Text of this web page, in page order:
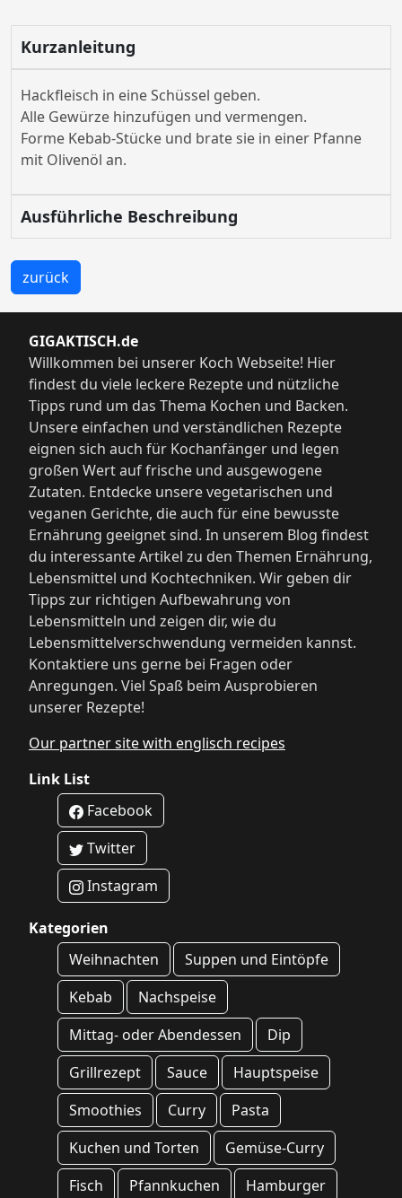
Kurzanleitung
Hackfleisch in eine Schüssel geben.
Alle Gewürze hinzufügen und vermengen.
Forme Kebab-Stücke und brate sie in einer Pfanne
mit Olivenöl an.
Ausführliche Beschreibung
zurück
GIGAKTISCH.de
Willkommen bei unserer Koch Webseite! Hier
findest du viele leckere Rezepte und nützliche
Tipps rund um das Thema Kochen und Backen.
Unsere einfachen und verständlichen Rezepte
eignen sich auch für Kochanfänger und legen
großen Wert auf frische und ausgewogene
Zutaten. Entdecke unsere vegetarischen und
veganen Gerichte, die auch für eine bewusste
Ernährung geeignet sind. In unserem Blog findest
du interessante Artikel zu den Themen Ernährung,
Lebensmittel und Kochtechniken. Wir geben dir
Tipps zur richtigen Aufbewahrung von
Lebensmitteln und zeigen dir, wie du
Lebensmittelverschwendung vermeiden kannst.
Kontaktiere uns gerne bei Fragen oder
Anregungen. Viel Spaß beim Ausprobieren
unserer Rezepte!
Our partner site with englisch recipes
Link List
Facebook
Twitter
Instagram
Kategorien
Weihnachten
Suppen und Eintöpfe
Kebab
Nachspeise
Mittag- oder Abendessen
Dip
Grillrezept
Sauce
Hauptspeise
Smoothies
Curry
Pasta
Kuchen und Torten
Gemüse-Curry
Fisch
Pfannkuchen
Hamburger